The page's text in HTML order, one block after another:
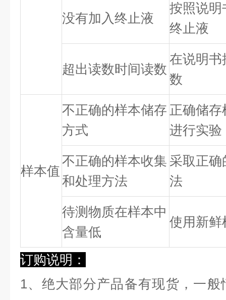
没有加入终止液
按照说明
终止液
超出读数时间读数
在说明书
数
样本值
不正确的样本储存
方式
正确储
进行实验
不正确的样本收集
和处理方法
采取正
法
待测物质在样本中
含量低
使用新鲜
订购说明：
1、绝大部分产品备有现货，一